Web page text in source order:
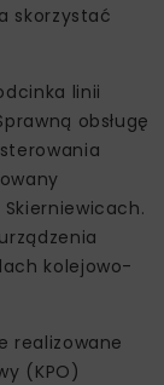
skorzystać
linii
obsługę
kolejowo-
realizowane
(KPO)